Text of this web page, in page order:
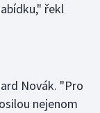
řekl
Novák. "Pro
nejenom